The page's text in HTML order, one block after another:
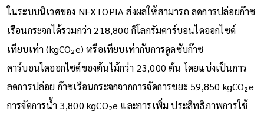
ในระบบนิเวศของ NEXTOPIA ส่งผลให้สามารถ ลดการปล่อยก๊าซ
เรือนกระจกได้รวมกว่า 218,800 กิโลกรัมคาร์บอนไดออกไซด์
เทียบเท่า (kgCO₂e) หรือเทียบเท่ากับการดูดซับก๊าซ
คาร์บอนไดออกไซด์ของต้นไม้กว่า 23,000 ต้น โดยแบ่งเป็นการ
ลดการปล่อย ก๊าซเรือนกระจกจากการจัดการขยะ 59,850 kgCO₂e
การจัดการน้ำ 3,800 kgCO₂e และการเพิ่ม ประสิทธิภาพการใช้